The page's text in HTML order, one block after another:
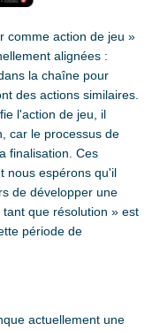
comme action de jeu »
alignées :
la chaîne pour
des actions similaires.
l'action de jeu, il
car le processus de
finalisation. Ces
nous espérons qu'il
de développer une
que résolution » est
période de
actuellement une